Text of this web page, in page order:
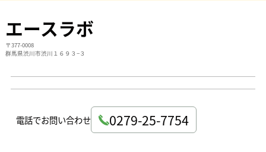
エースラボ
〒377-0008
群馬県渋川市渋川１６９３−３
電話でお問い合わせ 0279-25-7754